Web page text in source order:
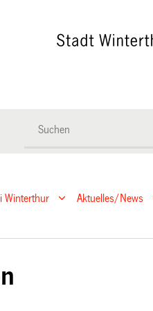
Winterthur Aktuelles/News